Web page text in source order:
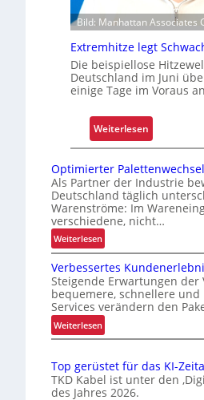
r
t
t
Z
u
v
e
l
s
s
i
g
k
i
t
u
n
B
t
r
Bild: Manhattan Associates
Extremhitze legt
Die beispiellose
Deutschland im Juni
einige Tage im Voraus
Weiterlesen
E
t
r
e
m
i
t
z
e
g
t
Optimierter Palettenwechsel
Als Partner der Industrie
Deutschland täglich
Warenströme: Im
verschiedene, nicht…
Weiterlesen:
O
p
t
i
m
i
r
t
e
Verbessertes
Steigende Erwartungen der
bequemere, schnellere
Services verändern den
Weiterlesen:
V
r
b
Top gerüstet für das KI-
TKD Kabel ist unter den
des Jahres 2026.